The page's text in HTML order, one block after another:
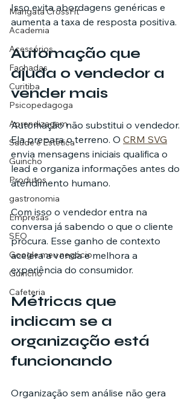
Mangata CrossFit
Academia
Acessórios
Fachadas
Curitiba
Psicopedagoga
Aprendizagem
Saúde e Estética
Guincho
Produtos
gastronomia
Empresas
SEO
Google meu negócio
Guincho
Cafeteria
Isso evita abordagens genéricas e
aumenta a taxa de resposta positiva.
Automação que
ajuda o vendedor a
vender mais
Automação não substitui o vendedor.
Ela prepara o terreno. O CRM SVG
envia mensagens iniciais qualifica o
lead e organiza informações antes do
atendimento humano.
Com isso o vendedor entra na
conversa já sabendo o que o cliente
procura. Esse ganho de contexto
acelera a venda e melhora a
experiência do consumidor.
Métricas que
indicam se a
organização está
funcionando
Organização sem análise não gera